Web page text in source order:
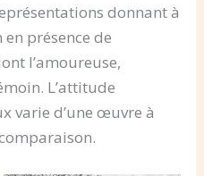
donnant à
présence de
l’amoureuse,
L’attitude
varie d’une œuvre à